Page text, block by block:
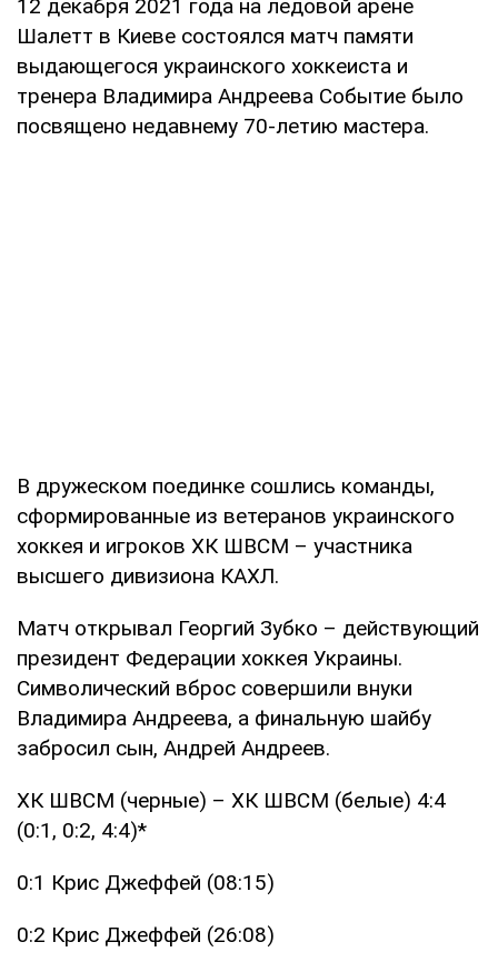
12 декабря 2021 года на ледовой арене
Шалетт в Киеве состоялся матч памяти
выдающегося украинского хоккеиста и
тренера Владимира Андреева Событие было
посвящено недавнему 70-летию мастера.
В дружеском поединке сошлись команды,
сформированные из ветеранов украинского
хоккея и игроков ХК ШВСМ – участника
высшего дивизиона КАХЛ.
Матч открывал Георгий Зубко – действующий
президент Федерации хоккея Украины.
Символический вброс совершили внуки
Владимира Андреева, а финальную шайбу
забросил сын, Андрей Андреев.
ХК ШВСМ (черные) – ХК ШВСМ (белые) 4:4
(0:1, 0:2, 4:4)*
0:1 Крис Джеффей (08:15)
0:2 Крис Джеффей (26:08)